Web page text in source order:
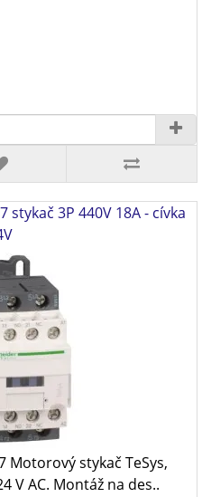
stykač 3P 440V 18A - cívka
Motorový stykač TeSys,
V AC. Montáž na des..